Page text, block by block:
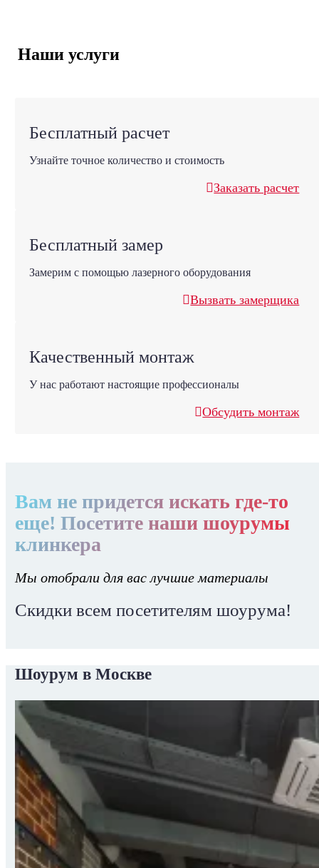
Наши услуги
Бесплатный расчет
Узнайте точное количество и стоимость
Заказать расчет
Бесплатный замер
Замерим с помощью лазерного оборудования
Вызвать замерщика
Качественный монтаж
У нас работают настоящие профессионалы
Обсудить монтаж
Вам не придется искать где-то
еще! Посетите наши шоурумы
клинкера
Мы отобрали для вас лучшие материалы
Скидки всем посетителям шоурума!
Шоурум в Москве